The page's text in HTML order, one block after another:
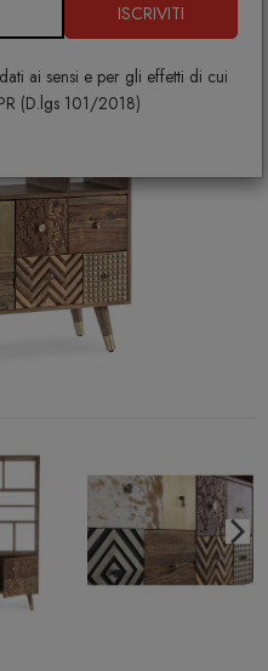
ISCRIVITI
ai sensi e per gli effetti di cui
(D.lgs 101/2018)